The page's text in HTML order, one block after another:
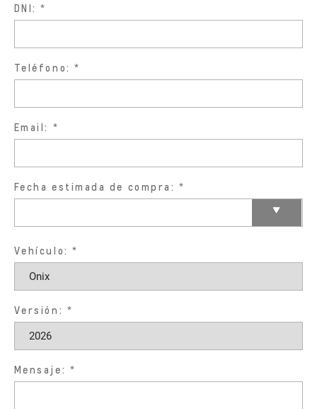
DNI:
Teléfono:
Email:
Fecha estimada de compra:
Vehículo:
Versión:
Mensaje: